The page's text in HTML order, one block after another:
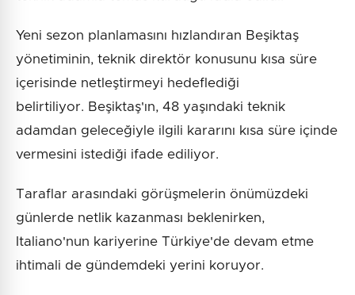
Yeni sezon planlamasını hızlandıran Beşiktaş
yönetiminin, teknik direktör konusunu kısa süre
içerisinde netleştirmeyi hedeflediği
belirtiliyor. Beşiktaş'ın, 48 yaşındaki teknik
adamdan geleceğiyle ilgili kararını kısa süre içinde
vermesini istediği ifade ediliyor.
Taraflar arasındaki görüşmelerin önümüzdeki
günlerde netlik kazanması beklenirken,
Italiano'nun kariyerine Türkiye'de devam etme
ihtimali de gündemdeki yerini koruyor.